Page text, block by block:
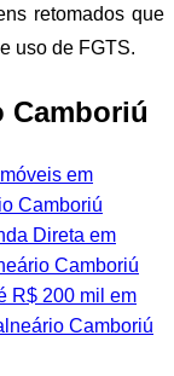
retomados que
uso de FGTS.
Camboriú
Imóveis em
Camboriú
Direta em
Camboriú
R$ 200 mil em
Camboriú